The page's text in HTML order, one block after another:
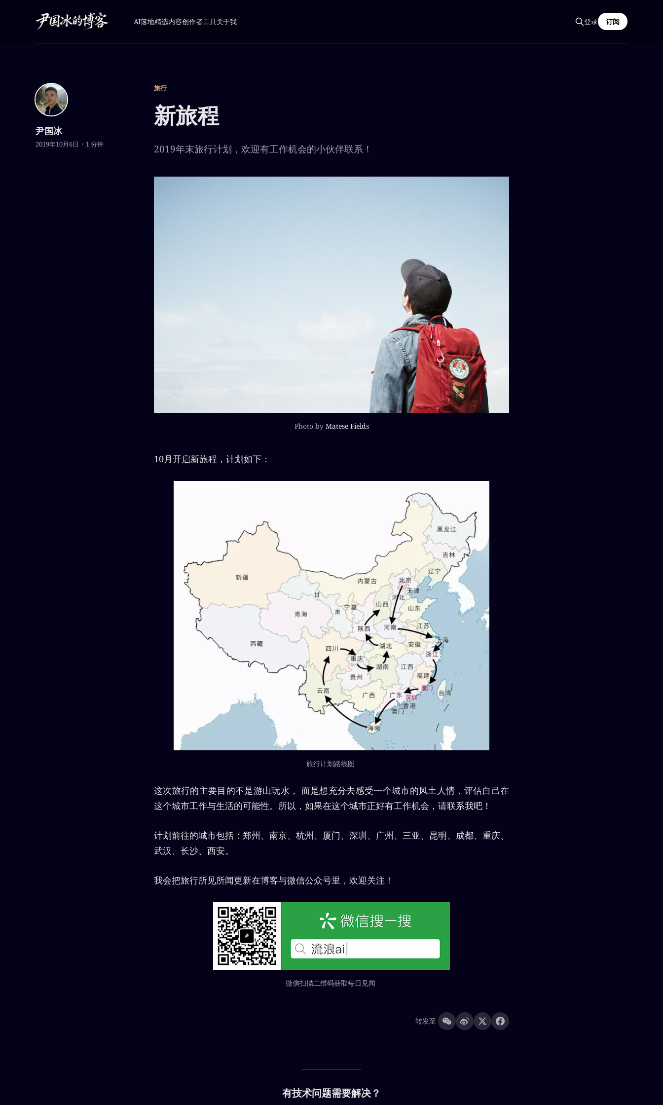
AI落地精选内容创作者工具关于我 登录 订阅
旅行
新旅程
2019年末旅行计划，欢迎有工作机会的小伙伴联系！
尹国冰
2019年10月6日 1 分钟
Photo by Matese Fields
10月开启新旅程，计划如下：
旅行计划路线图
这次旅行的主要目的不是游山玩水， 而是想充分去感受一个城市的风土人情，评估自己在
这个城市工作与生活的可能性。所以，如果在这个城市正好有工作机会，请联系我吧！
计划前往的城市包括：郑州、南京、杭州、厦门、深圳、广州、三亚、昆明、成都、重庆、
武汉、长沙、西安。
我会把旅行所见所闻更新在博客与微信公众号里，欢迎关注！
微信扫描二维码获取每日见闻
转发至
有技术问题需要解决？